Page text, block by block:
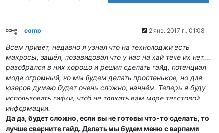
Не в сети
comp 2 янв. 2017 г., 01:08
Всем привет, недавно я узнал что на технолоджи есть
макросы, зашёл, позавидовал что у нас на хай тече их нет....
разобрался в них хорошо и решил сделать гайд, потенциал
мода огромный, но мы будем делать простенькое, но для
юзеров думаю будет очень сложно, начнём. Теперь я буду
использовать гифки, чтоб не толкать вам море текстовой
информации.
Да да, будет сложно, если вы не готовы что-то сделать, то
лучше сверните гайд. Делать мы будем меню с варпами